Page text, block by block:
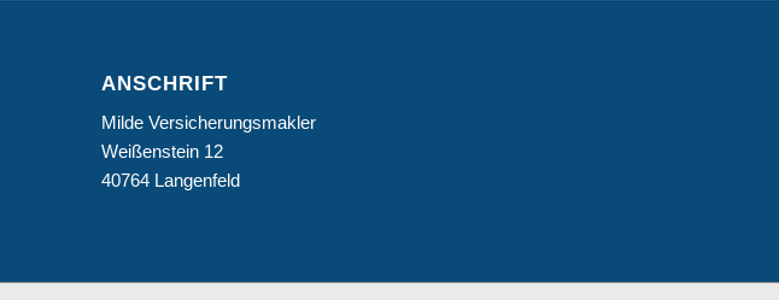
ANSCHRIFT
Milde Versicherungsmakler
Weißenstein 12
40764 Langenfeld